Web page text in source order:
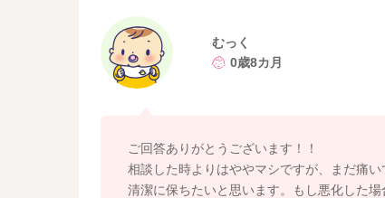
程度次第ですが、飲ませながら経過を見てい
そのうち自然に治るとは思いますがお痛み
してからあげると楽に深く咥えてもらえるか
よろしくお願いします。
むっく
0歳8カ月
ご回答ありがとうございます！！
相談した時よりはややマシですが、まだ痛い
清潔に保ちたいと思います。もし悪化した